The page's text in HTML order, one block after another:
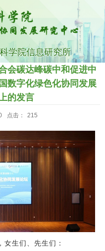
学院信息研究所
会碳达峰碳中和促进中
数字化绿色化协同发展
的发言
点击： 215
生们、先生们：